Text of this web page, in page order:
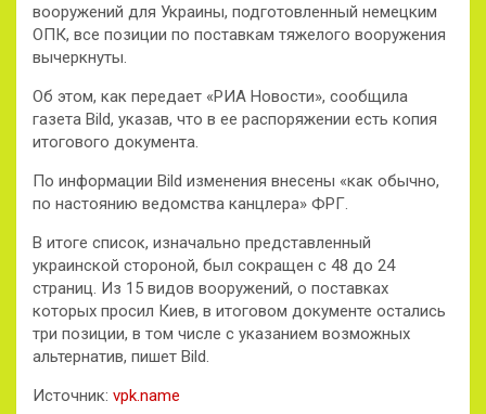
вооружений для Украины, подготовленный немецким
ОПК, все позиции по поставкам тяжелого вооружения
вычеркнуты.
Об этом, как передает «РИА Новости», сообщила
газета Bild, указав, что в ее распоряжении есть копия
итогового документа.
По информации Bild изменения внесены «как обычно,
по настоянию ведомства канцлера» ФРГ.
В итоге список, изначально представленный
украинской стороной, был сокращен с 48 до 24
страниц. Из 15 видов вооружений, о поставках
которых просил Киев, в итоговом документе остались
три позиции, в том числе с указанием возможных
альтернатив, пишет Bild.
Источник: vpk.name